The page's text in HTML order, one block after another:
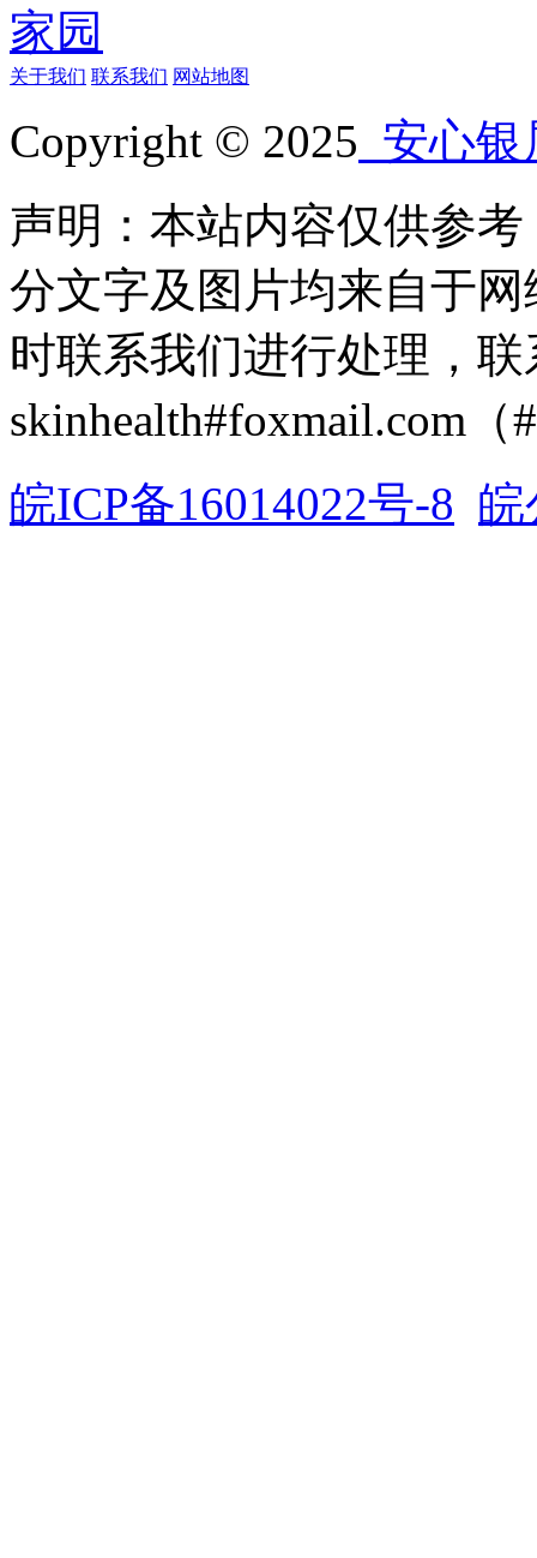
关于我们 联系我们 网站地图
Copyright © 2025 安心银
声明：本站内容仅供参
分文字及图片均来自于
时联系我们进行处理，
skinhealth#foxmail.com（
皖ICP备16014022号-8 皖